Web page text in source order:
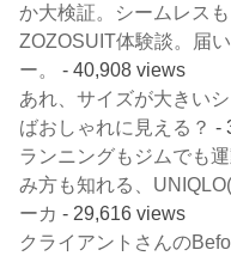
か大検証。シームレスも
ZOZOSUIT体験談。届
ー。
- 40,908 views
あれ、サイズが大きい
ばおしゃれに見える？ -
ランニングもジムでも
み方も知れる、
ーカ - 29,616 views
クライアントさんの